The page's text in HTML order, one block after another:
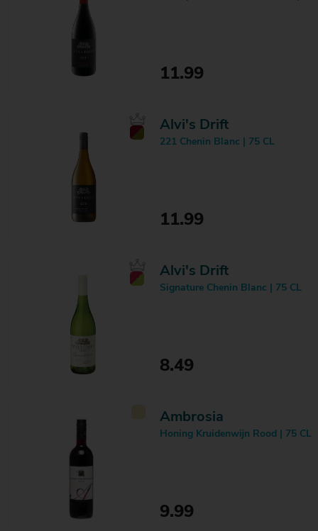
11.99
Alvi's Drift
221 Chenin Blanc | 75 CL
11.99
Alvi's Drift
Signature Chenin Blanc | 75 CL
8.49
Ambrosia
Honing Kruidenwijn Rood | 75 CL
9.99